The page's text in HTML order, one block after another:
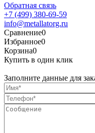
Обратная связь
+7 (499) 380-69-59
info@metallatorg.ru
Сравнение0
Избранное0
Корзина0
Купить в один клик
Заполните данные для